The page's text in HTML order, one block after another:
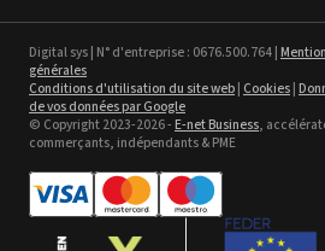
Sefa ROTEX LITE - occasion
Voir le détail
Digital sys | N° d'entreprise : 0676.500.764 |
générales
Conditions d'utilisation du site web| Cookies|
de vos données par Google
© Copyright 2023-2026 -E-net Business,
commerçants, indépendants & PME